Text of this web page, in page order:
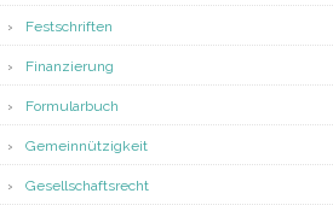
Festschriften
Finanzierung
Formularbuch
Gemeinnützigkeit
Gesellschaftsrecht